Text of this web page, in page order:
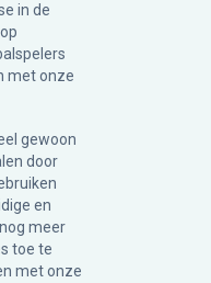
in de
met onze
gewoon
door
en
meer
toe te
met onze